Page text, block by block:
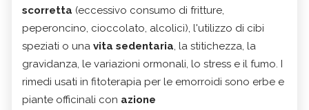
scorretta (eccessivo consumo di fritture,
peperoncino, cioccolato, alcolici), l'utilizzo di cibi
speziati o una vita sedentaria, la stitichezza, la
gravidanza, le variazioni ormonali, lo stress e il fumo. I
rimedi usati in fitoterapia per le emorroidi sono erbe e
piante officinali con azione